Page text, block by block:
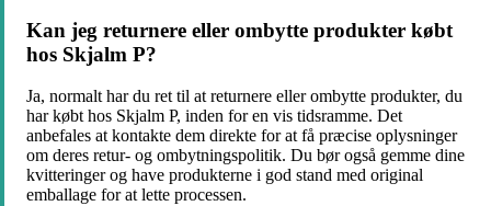
Kan jeg returnere eller ombytte produkter købt
hos Skjalm P?
Ja, normalt har du ret til at returnere eller ombytte produkter, du
har købt hos Skjalm P, inden for en vis tidsramme. Det
anbefales at kontakte dem direkte for at få præcise oplysninger
om deres retur- og ombytningspolitik. Du bør også gemme dine
kvitteringer og have produkterne i god stand med original
emballage for at lette processen.